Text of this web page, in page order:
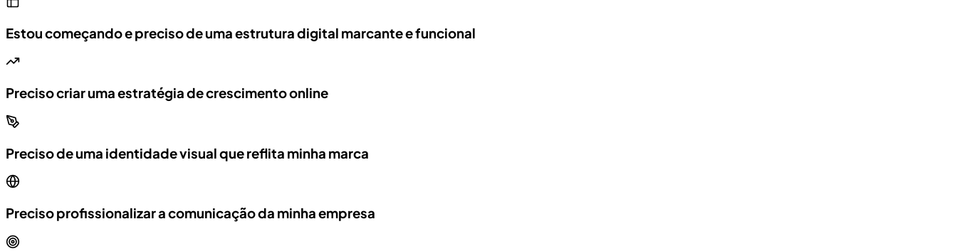
Estou começando e preciso de uma estrutura digital marcante e funcional
Preciso criar uma estratégia de crescimento online
Preciso de uma identidade visual que reflita minha marca
Preciso profissionalizar a comunicação da minha empresa